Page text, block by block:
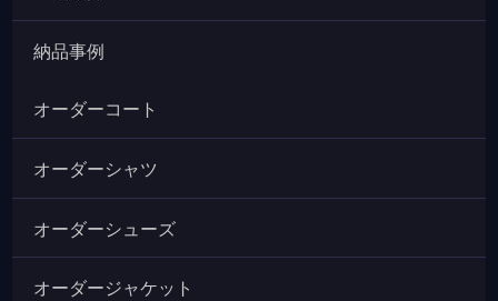
納品事例
オーダーコート
オーダーシャツ
オーダーシューズ
オーダージャケット